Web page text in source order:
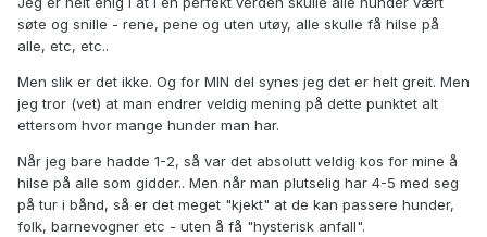
søte og snille - rene, pene og uten utøy, alle skulle få hilse på
alle, etc, etc..
Men slik er det ikke. Og for MIN del synes jeg det er helt greit. Men
jeg tror (vet) at man endrer veldig mening på dette punktet alt
ettersom hvor mange hunder man har.
Når jeg bare hadde 1-2, så var det absolutt veldig kos for mine å
hilse på alle som gidder.. Men når man plutselig har 4-5 med seg
på tur i bånd, så er det meget "kjekt" at de kan passere hunder,
folk, barnevogner etc - uten å få "hysterisk anfall".